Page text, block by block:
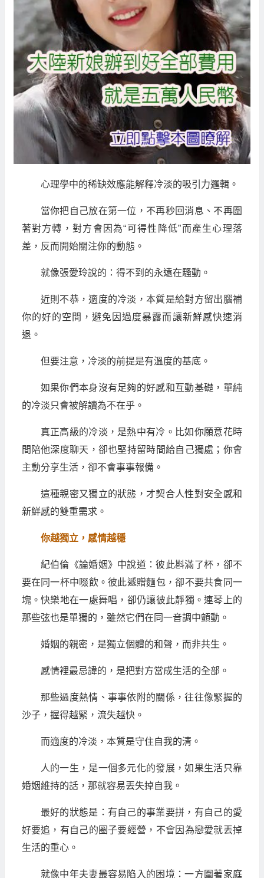
心理學中的稀缺效應能解釋冷淡的吸引力邏輯。
當你把自己放在第一位，不再秒回消息、不再圍
著對方轉，對方會因為“可得性降低”而產生心理落
差，反而開始關注你的動態。
就像張愛玲說的：得不到的永遠在騷動。
近則不恭，適度的冷淡，本質是給對方留出腦補
你的好的空間，避免因過度暴露而讓新鮮感快速消
退。
但要注意，冷淡的前提是有溫度的基底。
如果你們本身沒有足夠的好感和互動基礎，單純
的冷淡只會被解讀為不在乎。
真正高級的冷淡，是熱中有冷。比如你願意花時
間陪他深度聊天，卻也堅持留時間給自己獨處；你會
主動分享生活，卻不會事事報備。
這種親密又獨立的狀態，才契合人性對安全感和
新鮮感的雙重需求。
你越獨立，感情越穩
紀伯倫《論婚姻》中說道：彼此斟滿了杯，卻不
要在同一杯中啜飲。彼此遞贈麵包，卻不要共食同一
塊。快樂地在一處舞唱，卻仍讓彼此靜獨。連琴上的
那些弦也是單獨的，雖然它們在同一音調中顫動。
婚姻的親密，是獨立個體的和聲，而非共生。
感情裡最忌諱的，是把對方當成生活的全部。
那些過度熱情、事事依附的關係，往往像緊握的
沙子，握得越緊，流失越快。
而適度的冷淡，本質是守住自我的清。
人的一生，是一個多元化的發展，如果生活只靠
婚姻維持的話，那就容易丟失掉自我。
最好的狀態是：有自己的事業要拼，有自己的愛
好要追，有自己的圈子要經營，不會因為戀愛就丟掉
生活的重心。
就像中年夫妻最容易陷入的困境：一方圍著家庭